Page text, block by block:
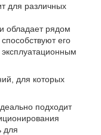
для различных
обладает рядом
его
для которых
подходит
для